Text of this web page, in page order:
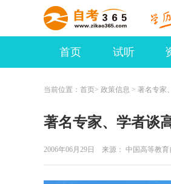
首页 试听
当前位置： 首页> 政策信息 > 著名专家
著名专家、学者谈
2006年06月29日 来源： 中国高等教育